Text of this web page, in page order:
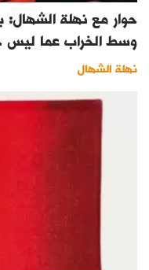
حوار مع نهلة الشهال:
وسط الخراب عما ليس
نهلة الشهال